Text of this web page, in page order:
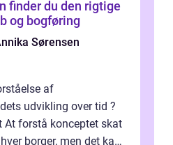
og bogføring
Sørensen
af
udvikling over tid ?
At forstå konceptet skat
borger, men det kan